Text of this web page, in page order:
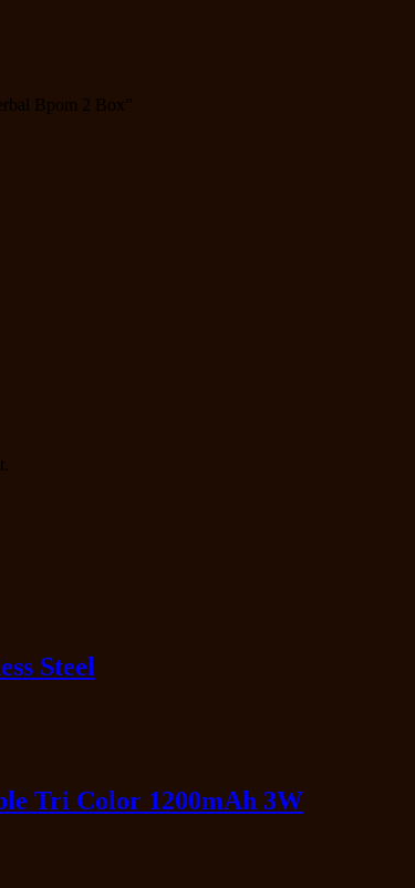
Bpom 2 Box”
Steel
Tri Color 1200mAh 3W